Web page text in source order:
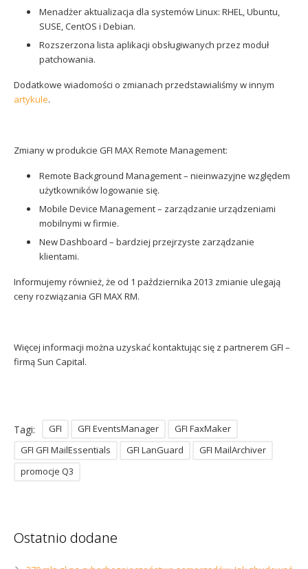
Menadżer aktualizacja dla systemów Linux: RHEL, Ubuntu,
SUSE, CentOS i Debian.
Rozszerzona lista aplikacji obsługiwanych przez moduł
patchowania.
Dodatkowe wiadomości o zmianach przedstawialiśmy w innym
artykule.
Zmiany w produkcie GFI MAX Remote Management:
Remote Background Management – nieinwazyjne względem
użytkowników logowanie się.
Mobile Device Management – zarządzanie urządzeniami
mobilnymi w firmie.
New Dashboard – bardziej przejrzyste zarządzanie
klientami.
Informujemy również, że od 1 października 2013 zmianie ulegają
ceny rozwiązania GFI MAX RM.
Więcej informacji można uzyskać kontaktując się z partnerem GFI –
firmą Sun Capital.
Tagi: GFI GFI EventsManager
GFI FaxMaker
GFI GFI MailEssentials
GFI LanGuard
GFI MailArchiver
promocje Q3
Ostatnio dodane